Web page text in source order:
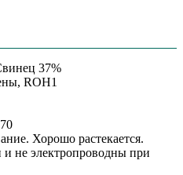
37%
ROH1
Хорошо растекается.
не электропроводны при